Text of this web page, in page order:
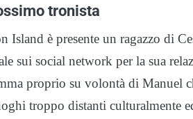
tronista
Island è presente un ragazzo di
sui social network per la sua
proprio su volontà di Manuel
troppo distanti culturalmente